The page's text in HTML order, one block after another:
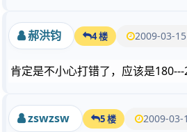
郝洪钧 4 楼 2009-03-
肯定是不小心打错了，应该是180---
zswzsw 5 楼 2009-03-